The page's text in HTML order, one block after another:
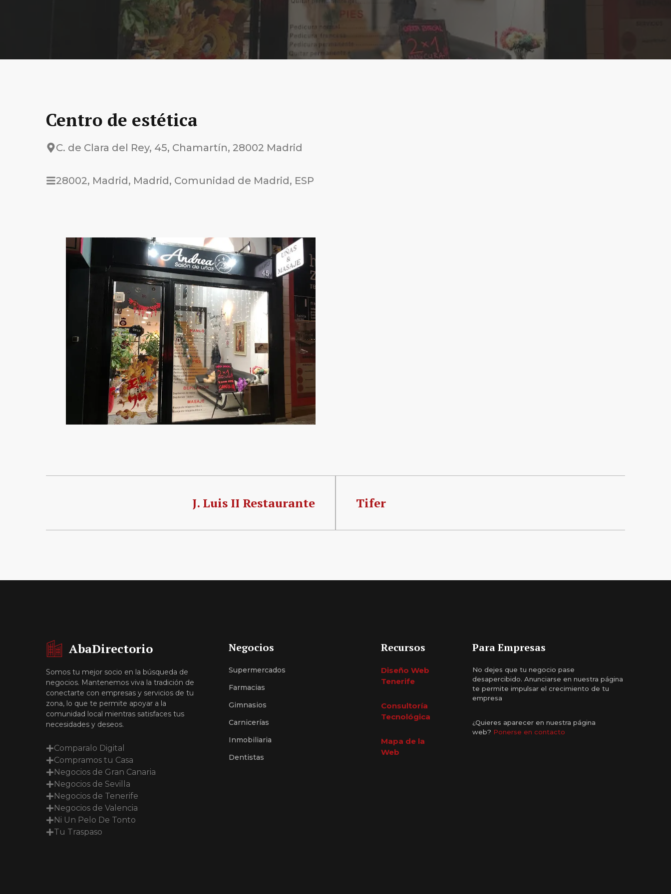
Centro de estética
C. de Clara del Rey, 45, Chamartín, 28002 Madrid
28002, Madrid, Madrid, Comunidad de Madrid, ESP
J. Luis II Restaurante Tifer
AbaDirectorio
Somos tu mejor socio en la búsqueda de
negocios. Mantenemos viva la tradición de
conectarte con empresas y servicios de tu
zona, lo que te permite apoyar a la
comunidad local mientras satisfaces tus
necesidades y deseos.
Comparalo Digital
Compramos tu Casa
Negocios de Gran Canaria
Negocios de Sevilla
Negocios de Tenerife
Negocios de Valencia
Ni Un Pelo De Tonto
Tu Traspaso
Negocios
Supermercados
Farmacias
Gimnasios
Carnicerías
Inmobiliaria
Dentistas
Recursos
Diseño Web
Tenerife
Consultoría
Tecnológica
Mapa de la
Web
Para Empresas
No dejes que tu negocio pase
desapercibido. Anunciarse en nuestra página
te permite impulsar el crecimiento de tu
empresa
¿Quieres aparecer en nuestra página
web? Ponerse en contacto